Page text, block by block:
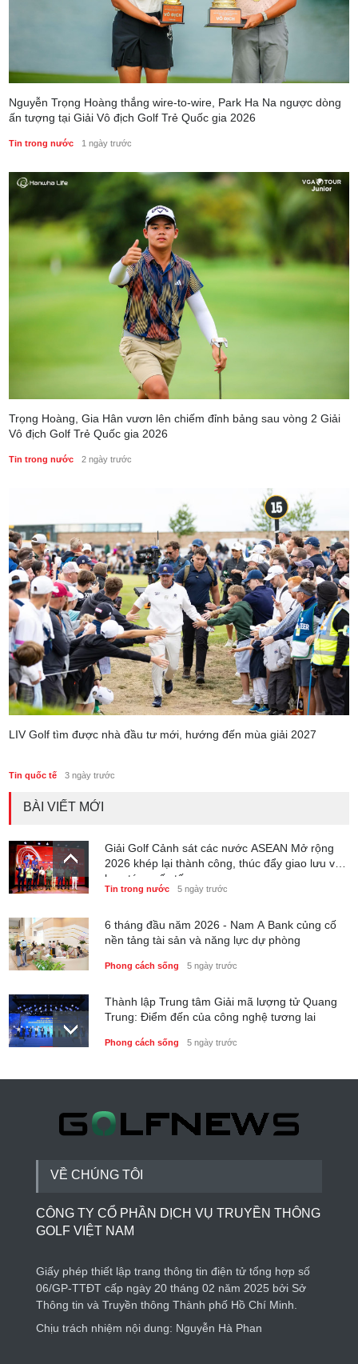
Nguyễn Trọng Hoàng thắng wire-to-wire, Park Ha Na ngược dòng
ấn tượng tại Giải Vô địch Golf Trẻ Quốc gia 2026
Tin trong nước 1 ngày trước
Trọng Hoàng, Gia Hân vươn lên chiếm đỉnh bảng sau vòng 2 Giải
Vô địch Golf Trẻ Quốc gia 2026
Tin trong nước 2 ngày trước
LIV Golf tìm được nhà đầu tư mới, hướng đến mùa giải 2027
Tin quốc tế 3 ngày trước
BÀI VIẾT MỚI
Giải Golf Cảnh sát các nước ASEAN Mở rộng
2026 khép lại thành công, thúc đẩy giao lưu và
hợp tác quốc tế
Tin trong nước 5 ngày trước
6 tháng đầu năm 2026 - Nam A Bank củng cố
nền tảng tài sản và năng lực dự phòng
Phong cách sống 5 ngày trước
Thành lập Trung tâm Giải mã lượng tử Quang
Trung: Điểm đến của công nghệ tương lai
Phong cách sống 5 ngày trước
Royal Group Partnership Cup 2026 kết nối cộng
Club
Tin trong nước 4 ngày trước
VỀ CHÚNG TÔI
CÔNG TY CỔ PHẦN DỊCH VỤ TRUYỀN THÔNG
GOLF VIỆT NAM
Giấy phép thiết lập trang thông tin điện tử tổng hợp số
06/GP-TTĐT cấp ngày 20 tháng 02 năm 2025 bởi Sở
Thông tin và Truyền thông Thành phố Hồ Chí Minh.
Chịu trách nhiệm nội dung: Nguyễn Hà Phan